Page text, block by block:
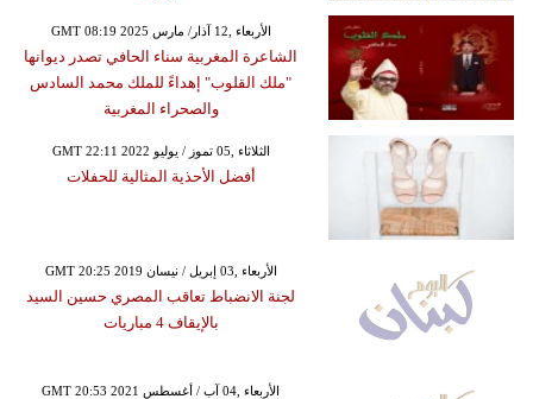
GMT 08:19 2025 الأربعاء ,12 آذار/ مارس
الشاعرة المغربية سناء الحافي تصدر ديوانها
"ملك القلوب" إهداءً للملك محمد السادس
والصحراء المغربية
GMT 22:11 2022 الثلاثاء ,05 تموز / يوليو
أفضل الأحذية المثالية للحفلات
GMT 20:25 2019 الأربعاء ,03 إبريل / نيسان
لجنة الانضباط تعاقب المصري حسين السيد
بالإيقاف 4 مباريات
GMT 20:53 2021 الأربعاء ,04 آب / أغسطس